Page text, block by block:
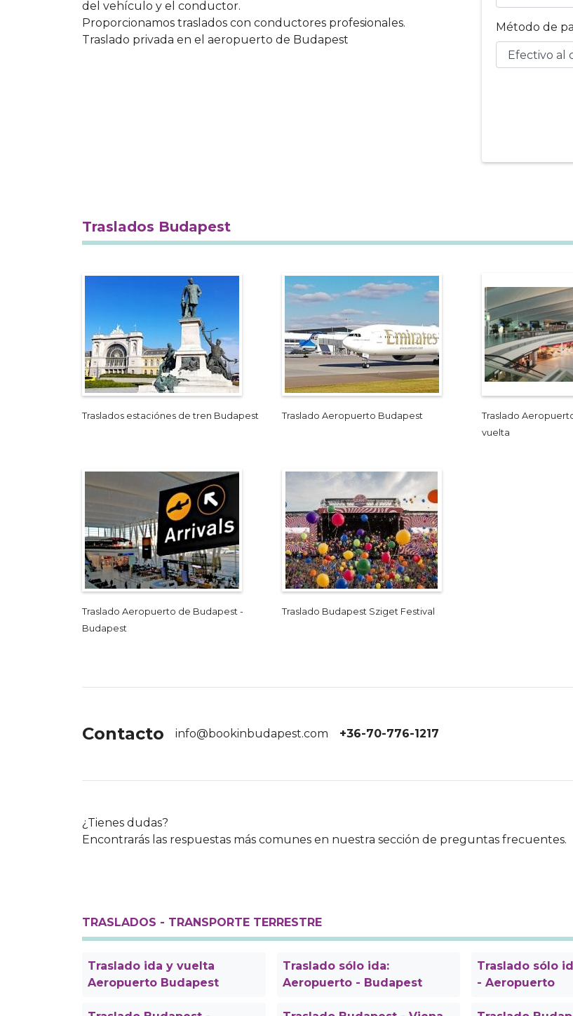
del vehículo y el conductor.
Proporcionamos traslados con conductores profesionales.
Traslado privada en el aeropuerto de Budapest
Método de
Traslados Budapest
Traslados estaciónes de tren Budapest Traslado Aeropuerto Budapest
Traslado
vuelta
Traslado Aeropuerto de Budapest -
Budapest
Traslado Budapest Sziget Festival
Contacto info@bookinbudapest.com +36-70-776-1217
¿Tienes dudas?
Encontrarás las respuestas más comunes en nuestra sección de preguntas frecuentes.
TRASLADOS - TRANSPORTE TERRESTRE
Traslado ida y vuelta
Aeropuerto Budapest
Traslado sólo ida:
Aeropuerto - Budapest
Traslado sólo
- Aeropuerto